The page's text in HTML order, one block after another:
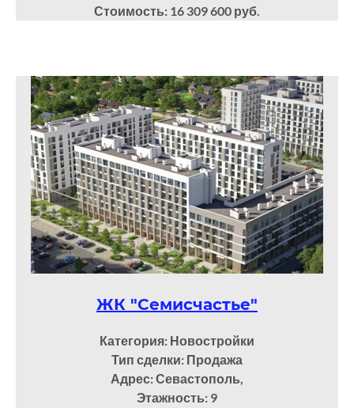
Стоимость: 16 309 600 руб.
ЖК "Семисчастье"
Категория: Новостройки
Тип сделки: Продажа
Адрес: Севастополь,
Этажность: 9